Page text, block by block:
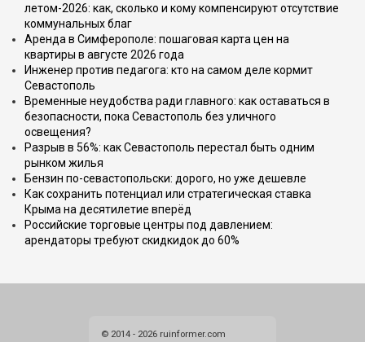
летом-2026: как, сколько и кому компенсируют отсутствие
коммунальных благ
Аренда в Симферополе: пошаговая карта цен на
квартиры в августе 2026 года
Инженер против педагога: кто на самом деле кормит
Севастополь
Временные неудобства ради главного: как оставаться в
безопасности, пока Севастополь без уличного
освещения?
Разрыв в 56%: как Севастополь перестал быть одним
рынком жилья
Бензин по-севастопольски: дорого, но уже дешевле
Как сохранить потенциал или стратегическая ставка
Крыма на десятилетие вперёд
Российские торговые центры под давлением:
арендаторы требуют скидкидок до 60%
© 2014 - 2026 ruinformer.com